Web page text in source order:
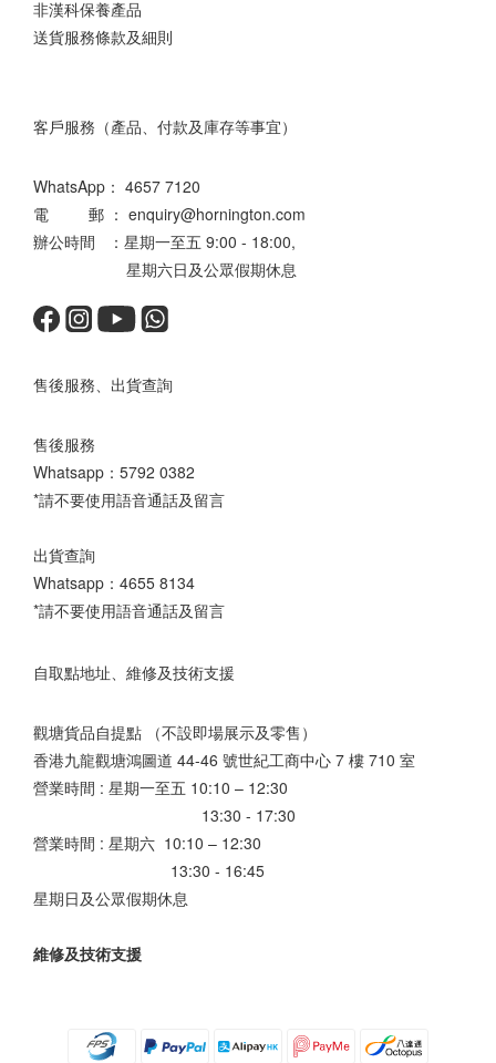
非漢科保養產品
送貨服務條款及細則
客戶服務（產品、付款及庫存等事宜）
WhatsApp： 4657 7120
電 郵 ： enquiry@hornington.com
辦公時間 ：星期一至五 9:00 - 18:00,
星期六日及公眾假期休息
售後服務、出貨查詢
售後服務
Whatsapp： 5792 0382
*請不要使用語音通話及留言
出貨查詢
Whatsapp： 4655 8134
*請不要使用語音通話及留言
自取點地址、維修及技術支援
觀塘貨品自提點 （不設即場展示及零售）
香港九龍觀塘鴻圖道 44-46 號世紀工商中心 7 樓 710 室
營業時間 : 星期一至五 10:10 – 12:30
13:30 - 17:30
營業時間 : 星期六 10:10 – 12:30
13:30 - 16:45
星期日及公眾假期休息
維修及技術支援